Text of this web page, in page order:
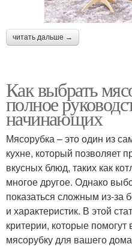
читать дальше →
Как выбрать
полное
начинающих
Мясорубка – это один из
кухне, который позволяет
вкусных блюд, таких как
многое другое. Однако
показаться сложным из-за
и характеристик. В этой
критерии, которые
мясорубку для вашего